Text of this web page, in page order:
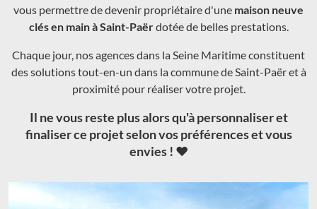
vous permettre de devenir propriétaire d'une maison neuve
clés en main à Saint-Paërdotée de belles prestations.
Chaque jour, nos agences dans la Seine Maritime constituent
des solutions tout-en-un dans la commune de Saint-Paër et à
proximité pour réaliser votre projet.
Il ne vous reste plus alors qu'à personnaliser et
finaliser ce projet selon vos préférences et vous
envies ! ❤️